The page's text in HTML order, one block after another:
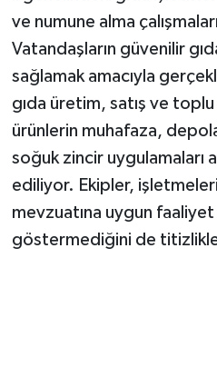
ve numune alma
Vatandaşların güvenilir
sağlamak amacıyla
gıda üretim, satış ve
ürünlerin muhafaza,
soğuk zincir uygulamaları
ediliyor. Ekipler,
mevzuatına uygun
göstermediğini de